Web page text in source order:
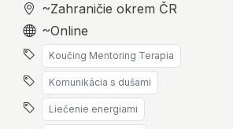
~Zahraničie okrem ČR
~Online
Koučing Mentoring Terapia
Komunikácia s dušami
Liečenie energiami